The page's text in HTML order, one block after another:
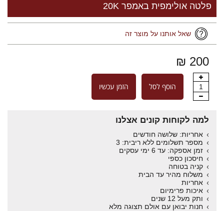
פלטה אולימפית באמפר 20K
שאל אותנו על מוצר זה
200 ₪
1 הוסף לסל הזמן עכשיו
למה לקוחות קונים אצלנו
אחריות: שלושה חודשים
מספר תשלומים ללא ריבית: 3
זמן אספקה: עד 6 ימי עסקים
חיסכון כספי
קניה בטוחה
משלוח מהיר עד הבית
אחריות
איכות פרימיום
ותק מעל 12 שנים
חנות יבואן עם אולם תצוגה מלא